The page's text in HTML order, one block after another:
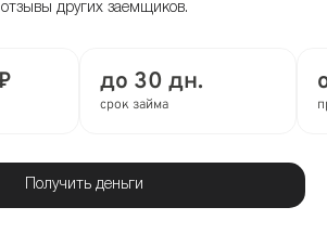
других заемщиков.
до 30 дн.
срок займа
Получить деньги